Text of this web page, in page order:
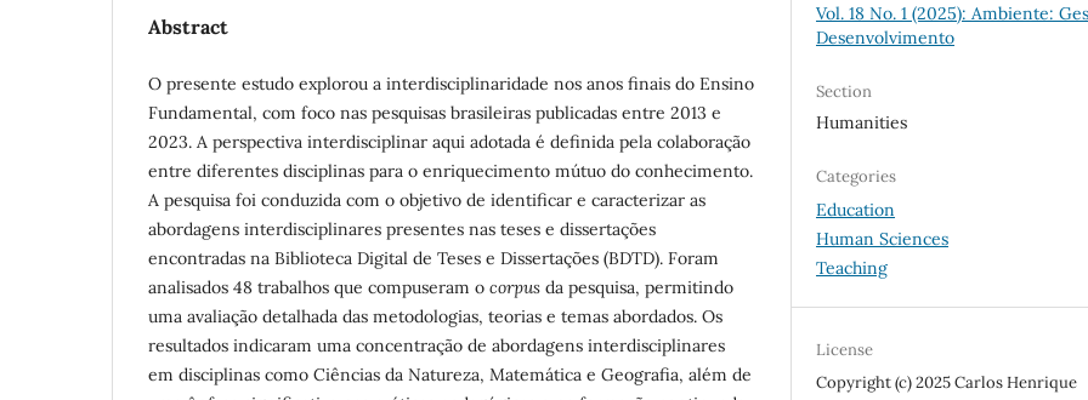
Abstract
O presente estudo explorou a interdisciplinaridade nos anos finais do Ensino
Fundamental, com foco nas pesquisas brasileiras publicadas entre 2013 e
2023. A perspectiva interdisciplinar aqui adotada é definida pela colaboração
entre diferentes disciplinas para o enriquecimento mútuo do conhecimento.
A pesquisa foi conduzida com o objetivo de identificar e caracterizar as
abordagens interdisciplinares presentes nas teses e dissertações
encontradas na Biblioteca Digital de Teses e Dissertações (BDTD). Foram
analisados 48 trabalhos que compuseram o corpus da pesquisa, permitindo
uma avaliação detalhada das metodologias, teorias e temas abordados. Os
resultados indicaram uma concentração de abordagens interdisciplinares
em disciplinas como Ciências da Natureza, Matemática e Geografia, além de
Vol. 18 No. 1 (2025): Ambiente:
Desenvolvimento
Section
Humanities
Categories
Education
Human Sciences
Teaching
License
Copyright (c) 2025 Carlos Henrique